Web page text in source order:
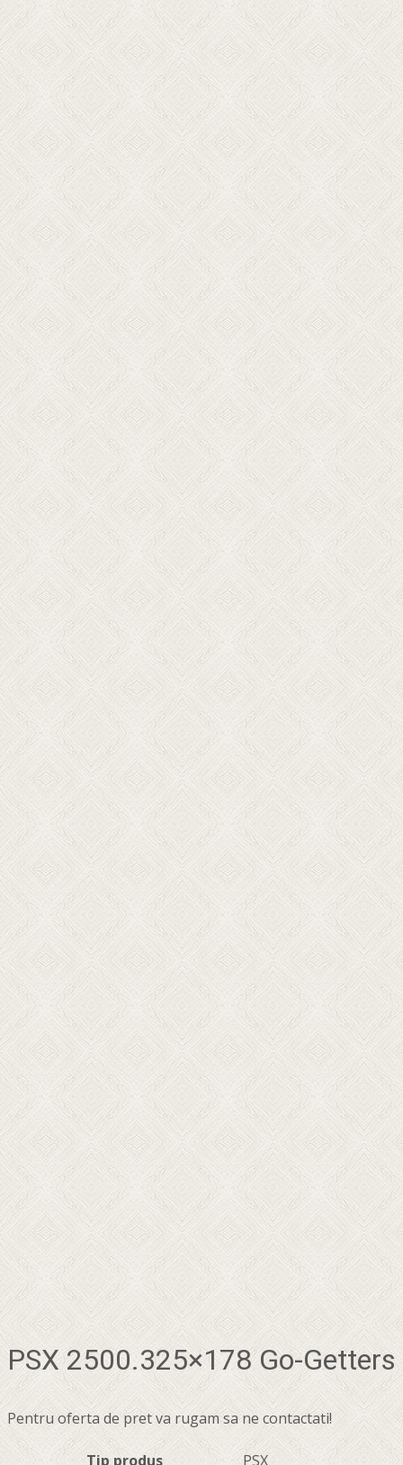
PSX 2500.325×178 Go-Getters
Pentru oferta de pret va rugam sa ne contactati!
Tip produs PSX